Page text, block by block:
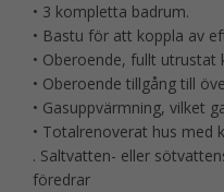
• 3 kompletta badrum.
• Bastu för att koppla av
• Oberoende, fullt utrustat
• Oberoende tillgång till
• Gasuppvärmning, vilket
• Totalrenoverat hus med
. Saltvatten- eller
föredrar